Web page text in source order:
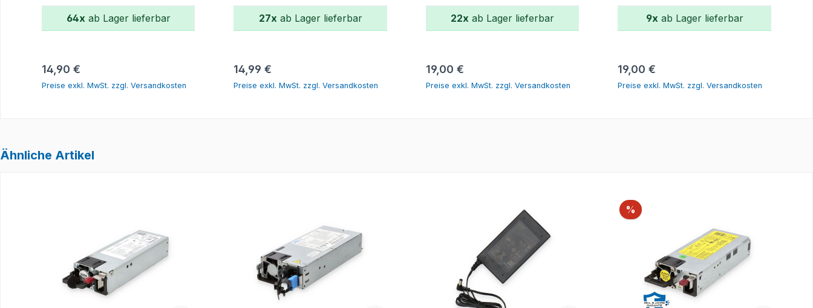
64x ab Lager lieferbar
Regulärer Preis:
14,90 €
Preise exkl. MwSt. zzgl. Versandkosten
27x ab Lager lieferbar
Regulärer Preis:
14,99 €
Preise exkl. MwSt. zzgl. Versandkosten
22x ab Lager lieferbar
Regulärer Preis:
19,00 €
Preise exkl. MwSt. zzgl. Versandkosten
9x ab Lager lieferbar
Regulärer Preis:
19,00 €
Preise exkl. MwSt. zzgl. Versandkosten
Ähnliche Artikel
% Rabatt